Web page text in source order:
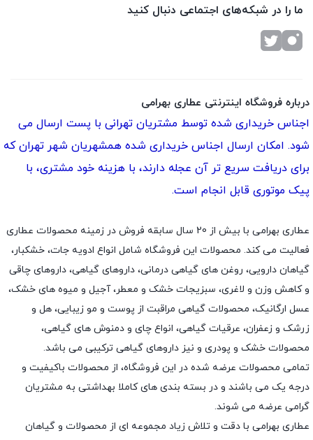
ما را در شبکه‌های اجتماعی دنبال کنید
درباره فروشگاه اینترنتی عطاری بهرامی
اجناس خریداری شده توسط مشتریان تهرانی با پست ارسال می
شود. امکان ارسال اجناس خریداری شده همشهریان شهر تهران که
برای دریافت سریع تر آن عجله دارند، با هزینه خود مشتری، با
پیک موتوری قابل انجام است.
عطاری بهرامی با بیش از 20 سال سابقه فروش در زمینه محصولات عطاری
فعالیت می کند. محصولات این فروشگاه شامل انواع ادویه جات، خشکبار،
گیاهان دارویی، روغن های گیاهی درمانی، داروهای گیاهی، داروهای چاقی
و کاهش وزن و لاغری، سبزیجات خشک و معطر، آجیل و میوه های خشک،
عسل ارگانیک، محصولات گیاهی مراقبت از پوست و مو زیبایی، هل و
زرشک و زعفران، عرقیات گیاهی، انواع چای و دمنوش های گیاهی،
محصولات خشک و پودری و نیز داروهای گیاهی ترکیبی می باشد.
تمامی محصولات عرضه شده در این فروشگاه، از محصولات باکیفیت و
درجه یک می باشند و در بسته بندی های کاملا بهداشتی به مشتریان
گرامی عرضه می شوند.
عطاری بهرامی با دقت و تلاش زیاد مجموعه ای از محصولات و گیاهان